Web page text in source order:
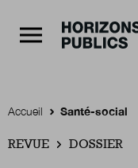
Accueil
Accueil Santé-social
REVUE DOSSIER